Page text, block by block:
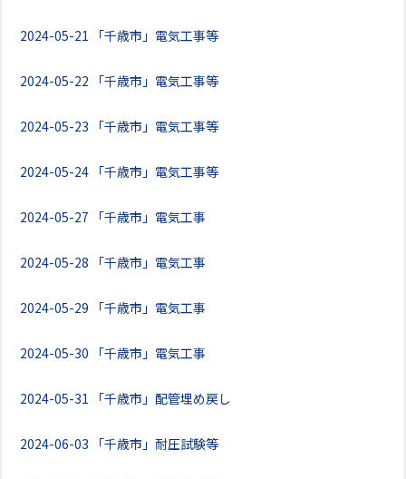
2024-05-21 「千歳市」電気工事等
2024-05-22 「千歳市」電気工事等
2024-05-23 「千歳市」電気工事等
2024-05-24 「千歳市」電気工事等
2024-05-27 「千歳市」電気工事
2024-05-28 「千歳市」電気工事
2024-05-29 「千歳市」電気工事
2024-05-30 「千歳市」電気工事
2024-05-31 「千歳市」配管埋め戻し
2024-06-03 「千歳市」耐圧試験等